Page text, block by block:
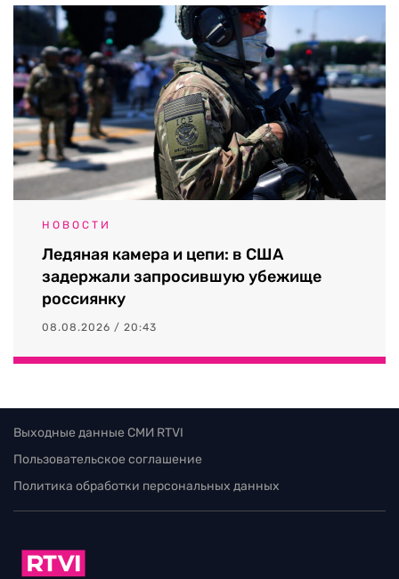
НОВОСТИ
Ледяная камера и цепи: в США
задержали запросившую убежище
россиянку
08.08.2026 / 20:43
Выходные данные СМИ RTVI
Пользовательское соглашение
Политика обработки персональных данных